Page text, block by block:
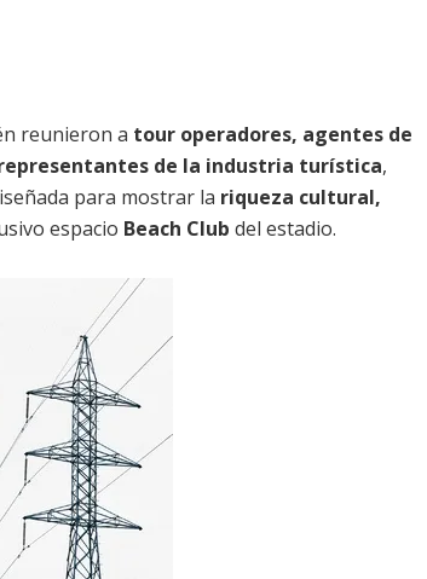
reunieron a tour operadores, agentes de
de la industria turística,
para mostrar la riqueza cultural,
espacio Beach Club del estadio.